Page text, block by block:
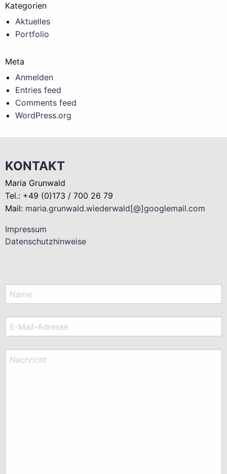
Kategorien
Aktuelles
Portfolio
Meta
Anmelden
Entries feed
Comments feed
WordPress.org
KONTAKT
Maria Grunwald
Tel.: +49 (0)173 / 700 26 79
Mail: maria.grunwald.wiederwald[@]googlemail.com
Impressum
Datenschutzhinweise
Name
E-Mail-Adresse
Nachricht